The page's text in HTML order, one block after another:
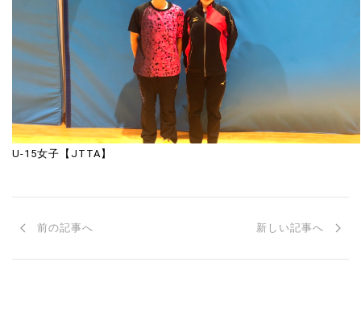
U-15女子【JTTA】
前の記事へ 新しい記事へ